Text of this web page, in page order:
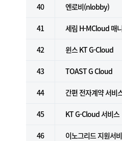
40 엔로비(nlobby)
41 세림 H-MCloud 매
42 윈스 KT G-Cloud
43 TOAST G Cloud
44 간편 전자계약 서비
45 KT G-Cloud 서비스
46 이노그리드 지원서